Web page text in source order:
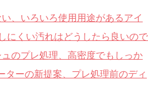
、いろいろ使用用途があるアイ
にくい汚れはどうしたら良いので
のプレ処理、高密度でもしっか
ターの新提案、プレ処理前のディ